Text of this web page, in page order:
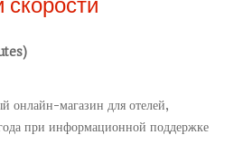
онлайн-магазин для отелей,
при информационной поддержке